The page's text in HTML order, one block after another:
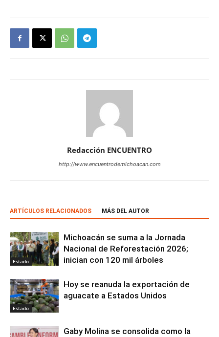
Redacción ENCUENTRO
http://www.encuentrodemichoacan.com
ARTÍCULOS RELACIONADOS MÁS DEL AUTOR
Estado
Michoacán se suma a la Jornada
Nacional de Reforestación 2026;
inician con 120 mil árboles
Estado
Hoy se reanuda la exportación de
aguacate a Estados Unidos
Gaby Molina se consolida como la